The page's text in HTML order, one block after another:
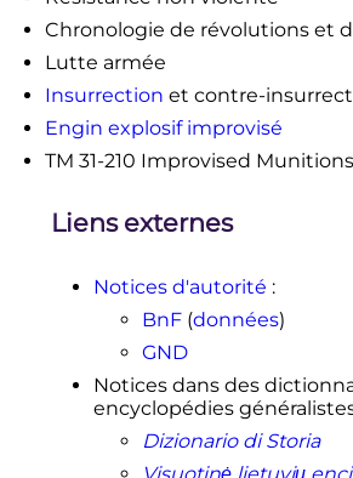
Chronologie de révolutions et
Lutte armée
Insurrection et contre-
Engin explosif improvisé
TM 31-210 Improvised
Liens externes
Notices d'autorité :
BnF(données)
GND
Notices dans des
encyclopédies
Dizionario di Storia